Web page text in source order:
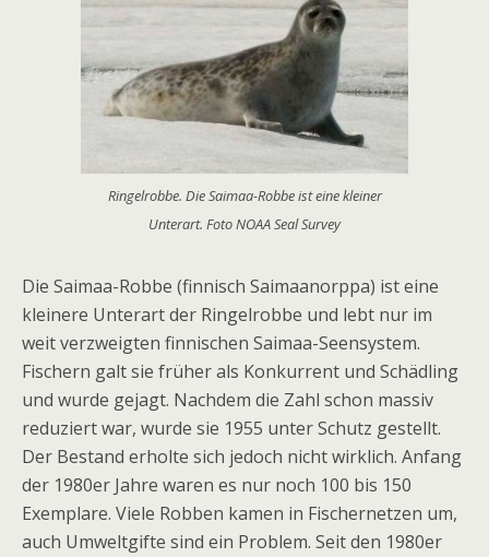
Ringelrobbe. Die Saimaa-Robbe ist eine kleiner
Unterart. Foto NOAA Seal Survey
Die Saimaa-Robbe (finnisch Saimaanorppa) ist eine
kleinere Unterart der Ringelrobbe und lebt nur im
weit verzweigten finnischen Saimaa-Seensystem.
Fischern galt sie früher als Konkurrent und Schädling
und wurde gejagt. Nachdem die Zahl schon massiv
reduziert war, wurde sie 1955 unter Schutz gestellt.
Der Bestand erholte sich jedoch nicht wirklich. Anfang
der 1980er Jahre waren es nur noch 100 bis 150
Exemplare. Viele Robben kamen in Fischernetzen um,
auch Umweltgifte sind ein Problem. Seit den 1980er